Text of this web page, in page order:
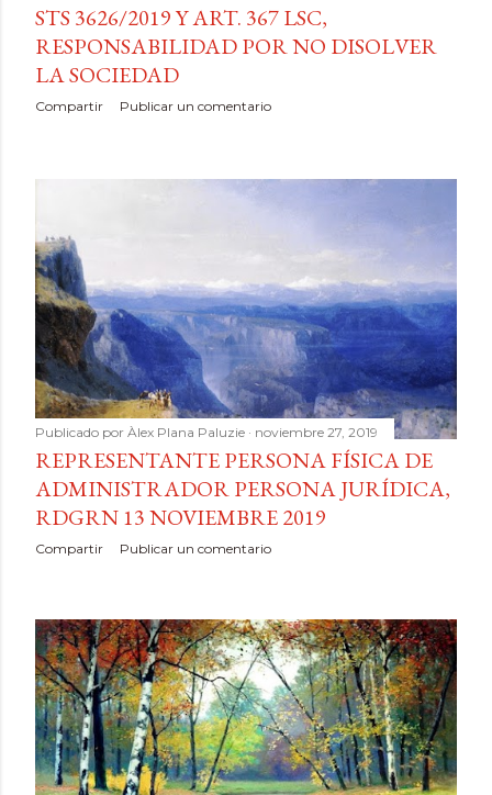
STS 3626/2019 Y ART. 367 LSC,
RESPONSABILIDAD POR NO DISOLVER
LA SOCIEDAD
Compartir Publicar un comentario
Publicado por Àlex Plana Paluzie noviembre 27, 2019
REPRESENTANTE PERSONA FÍSICA DE
ADMINISTRADOR PERSONA JURÍDICA,
RDGRN 13 NOVIEMBRE 2019
Compartir Publicar un comentario